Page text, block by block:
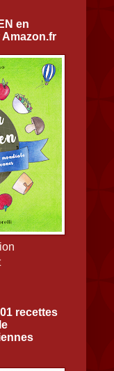
en
recettes